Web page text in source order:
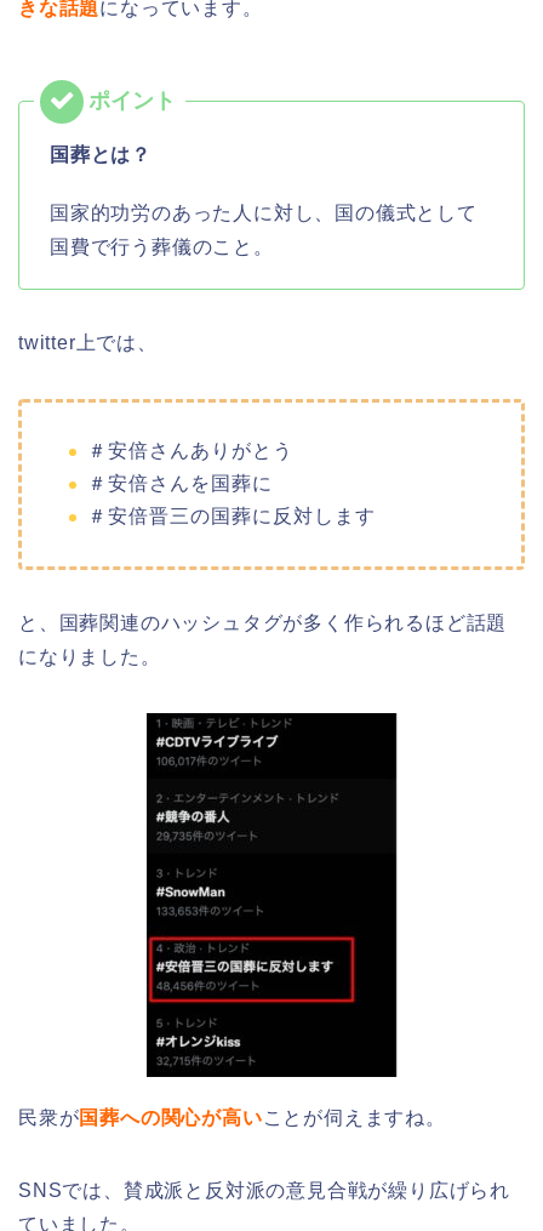
きな話題になっています。
国葬とは？
国家的功労のあった人に対し、国の儀式として
国費で行う葬儀のこと。
twitter上では、
＃安倍さんありがとう
＃安倍さんを国葬に
＃安倍晋三の国葬に反対します
と、国葬関連のハッシュタグが多く作られるほど話題
になりました。
民衆が国葬への関心が高いことが伺えますね。
SNSでは、賛成派と反対派の意見合戦が繰り広げられ
ていました。